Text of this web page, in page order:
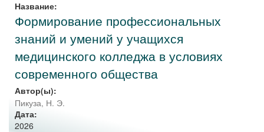
Название:
Формирование профессиональных
знаний и умений у учащихся
медицинского колледжа в условиях
современного общества
Автор(ы):
Пикуза, Н. Э.
Дата:
2026